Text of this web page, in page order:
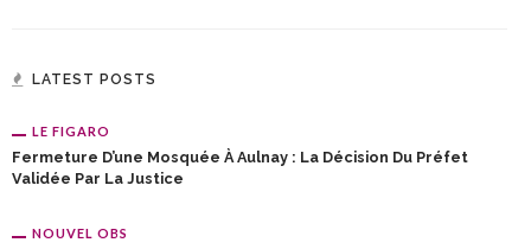
LATEST POSTS
LE FIGARO
Fermeture D’une Mosquée À Aulnay : La Décision Du Préfet
Validée Par La Justice
NOUVEL OBS